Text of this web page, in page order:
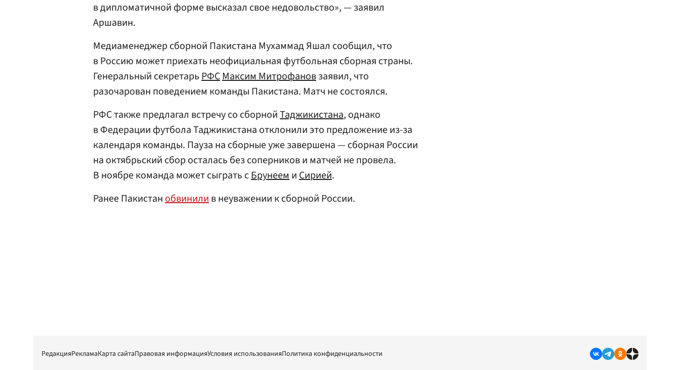
в дипломатичной форме высказал свое недовольство», — заявил
Аршавин.
Медиаменеджер сборной Пакистана Мухаммад Яшал сообщил, что
в Россию может приехать неофициальная футбольная сборная страны.
Генеральный секретарьРФСМаксим Митрофановзаявил, что
разочарован поведением команды Пакистана. Матч не состоялся.
РФС также предлагал встречу со сборнойТаджикистана, однако
в Федерации футбола Таджикистана отклонили это предложение из-за
календаря команды. Пауза на сборные уже завершена — сборная России
на октябрьский сбор осталась без соперников и матчей не провела.
В ноябре команда может сыграть сБрунеемиСирией.
Ранее Пакистанобвинилив неуважении к сборной России.
РедакцияРекламаКарта сайтаПравовая информацияУсловия использованияПолитика конфиденциальности